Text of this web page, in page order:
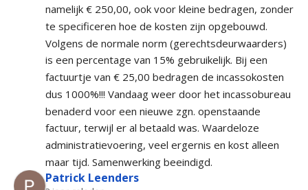
namelijk € 250,00, ook voor kleine bedragen, zonder
te specificeren hoe de kosten zijn opgebouwd.
Volgens de normale norm (gerechtsdeurwaarders)
is een percentage van 15% gebruikelijk. Bij een
factuurtje van € 25,00 bedragen de incassokosten
dus 1000%!!! Vandaag weer door het incassobureau
benaderd voor een nieuwe zgn. openstaande
factuur, terwijl er al betaald was. Waardeloze
administratievoering, veel ergernis en kost alleen
maar tijd. Samenwerking beeindigd.
Patrick Leenders